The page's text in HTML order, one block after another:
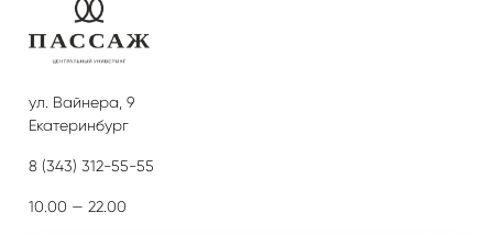
ул. Вайнера, 9
Екатеринбург
8 (343) 312-55-55
10.00 — 22.00